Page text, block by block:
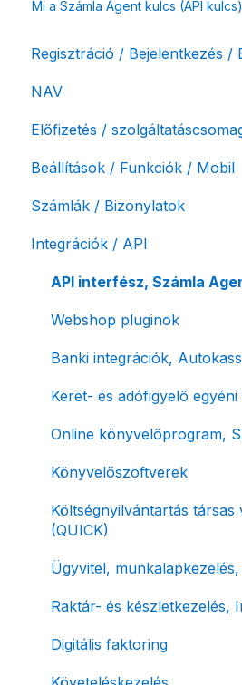
Mi a Számla Agent kulcs (API
Regisztráció / Bejelentkezés /
Felhasználó beállításai
Számlázási fiók kezdő
NAV
NAV online adatszolgáltatás
Adóhatósági ellenőrzés
NAV pénztárgép feladás
Számlaverzum
Előfizetés /
Szolgáltatáscsomag
Szolgáltatáscsomag
Fiók / felhasználó törlése
Díjfizetés / díjtartozás /
Fizetési módok
Beállítások / Funkciók / Mobil
Számlakészítés
Mobilapplikáció /
Bejövő számlák és vevői
Tömeges számlagenerálás
Tömeges-, és csoportos
Megbízott
Online fizetési megoldások
Archiválás
Postai szolgáltatás
Számlák / Bizonylatok
Sztornó-, és helyesbítő
Díjbekérő, szállítólevél
Előlegszámla, végszámla
E-számla
Nyugta / e-nyugta
Devizás és idegen nyelvű
Számla piszkozat
Ismétlődő számlázás
Integrációk / API
API interfész, Számla
Webshop pluginok
Banki integrációk,
Keret- és adófigyelő
Online könyvelőprogram,
Könyvelőszoftverek
Költségnyilvántartás
(QUICK)
Ügyvitel,
Raktár- és készletkezelés,
Digitális faktoring